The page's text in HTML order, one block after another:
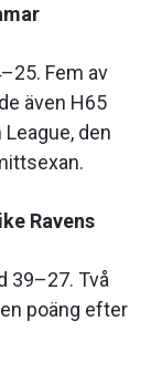
Fem av
även H65
den
Ravens
39–27. Två
poäng efter